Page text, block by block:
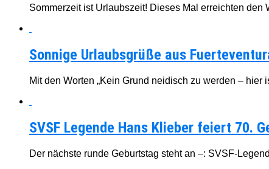
Sommerzeit ist Urlaubszeit! Dieses Mal erreichten
Sonnige Urlaubsgrüße aus
Mit den Worten „Kein Grund neidisch zu werden – hier
SVSF Legende Hans Klieber feiert 70.
Der nächste runde Geburtstag steht an –: SVSF-